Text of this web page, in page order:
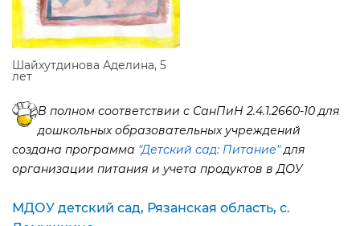
Шайхутдинова Аделина, 5
лет
полном соответствии с СанПиН 2.4.1.2660-10 для
дошкольных образовательных учреждений
создана программа "Детский сад: Питание"для
организации питания и учета продуктов в ДОУ
МДОУ детский сад, Рязанская область, с.